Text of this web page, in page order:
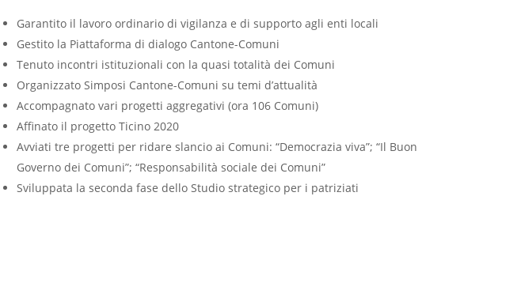
Garantito il lavoro ordinario di vigilanza e di supporto agli enti locali
Gestito la Piattaforma di dialogo Cantone-Comuni
Tenuto incontri istituzionali con la quasi totalità dei Comuni
Organizzato Simposi Cantone-Comuni su temi d’attualità
Accompagnato vari progetti aggregativi (ora 106 Comuni)
Affinato il progetto Ticino 2020
Avviati tre progetti per ridare slancio ai Comuni: “Democrazia viva”; “Il Buon
Governo dei Comuni”; “Responsabilità sociale dei Comuni”
Sviluppata la seconda fase dello Studio strategico per i patriziati